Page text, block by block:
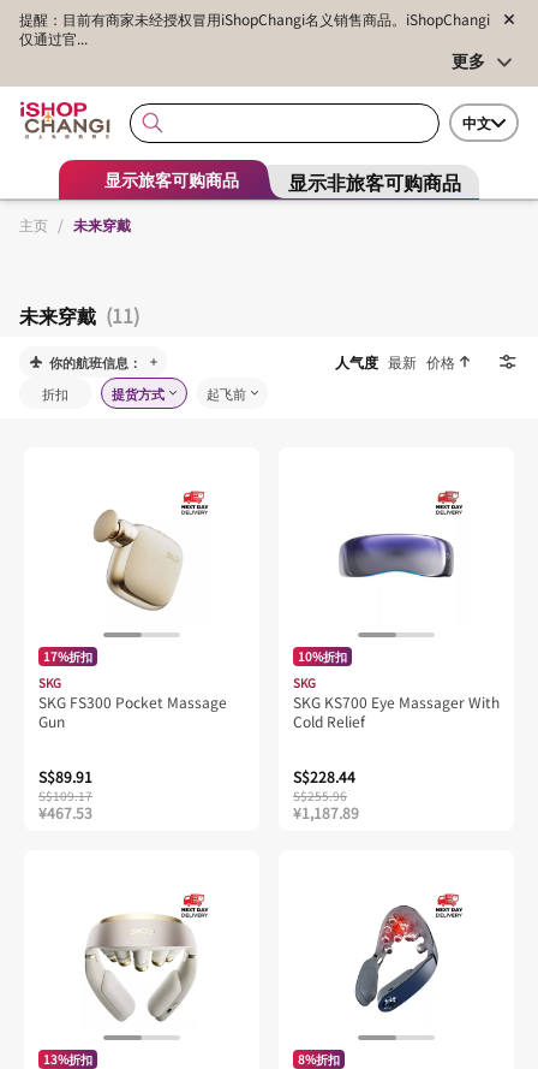
提醒：目前有商家未经授权冒用iShopChangi名义销售商品。iShopChangi
仅通过官...
更多
中文
显示旅客可购商品 显示非旅客可购商品
主页 / 未来穿戴
未来穿戴 (11)
你的航班信息： 人气度 最新 价格
折扣 提货方式 起飞前
17%折扣
SKG
SKG FS300 Pocket Massage
Gun
S$89.91
S$109.17
¥467.53
10%折扣
SKG
SKG KS700 Eye Massager With
Cold Relief
S$228.44
S$255.96
¥1,187.89
13%折扣
8%折扣